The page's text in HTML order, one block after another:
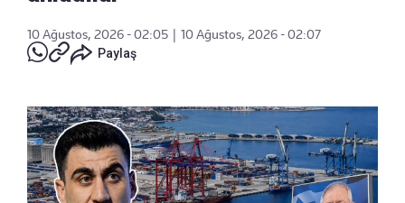
10 Ağustos, 2026 - 02:05
10 Ağustos, 2026 - 02:07
Paylaş